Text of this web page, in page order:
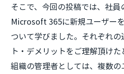
そこで、今回の投稿では、社員
Microsoft 365に新規ユーザー
ついて学びました。それぞれ
ト・デメリットをご理解頂け
組織の管理者としては、複数